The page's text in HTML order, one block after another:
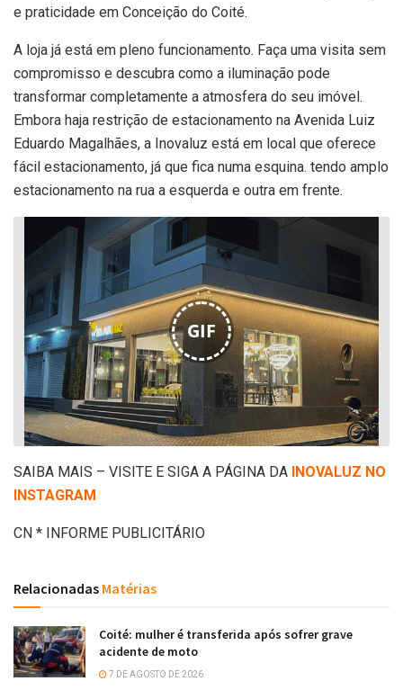
e praticidade em Conceição do Coité.
A loja já está em pleno funcionamento. Faça uma visita sem
compromisso e descubra como a iluminação pode
transformar completamente a atmosfera do seu imóvel.
Embora haja restrição de estacionamento na Avenida Luiz
Eduardo Magalhães, a Inovaluz está em local que oferece
fácil estacionamento, já que fica numa esquina. tendo amplo
estacionamento na rua a esquerda e outra em frente.
GIF
SAIBA MAIS – VISITE E SIGA A PÁGINA DA INOVALUZ NO
INSTAGRAM
CN * INFORME PUBLICITÁRIO
Relacionadas Matérias
Coité: mulher é transferida após sofrer grave
acidente de moto
7 DE AGOSTO DE 2026